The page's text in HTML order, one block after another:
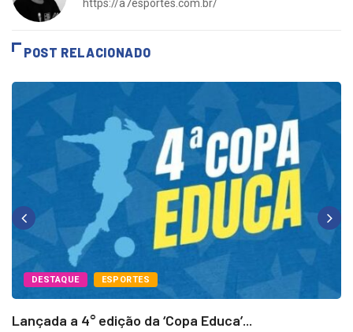
https://a7esportes.com.br/
POST RELACIONADO
DESTAQUE ESPORTES
Lançada a 4° edição da ‘Copa Educa’...